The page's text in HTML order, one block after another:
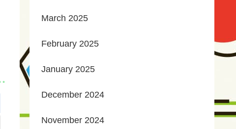
March 2025
February 2025
January 2025
December 2024
November 2024